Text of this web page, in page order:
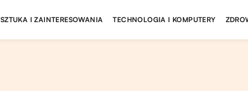
SZTUKA I ZAINTERESOWANIA TECHNOLOGIA I KOMPUTERY